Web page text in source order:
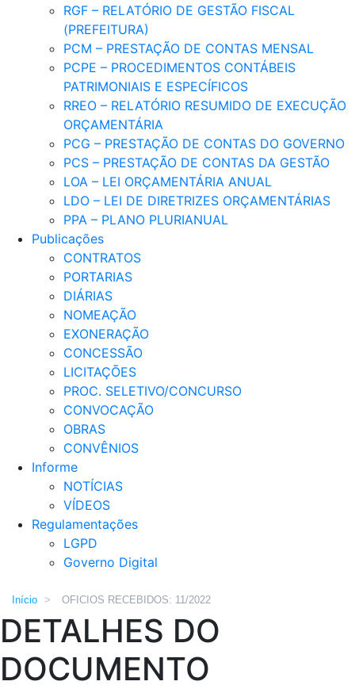
RGF – RELATÓRIO DE GESTÃO FISCAL
(PREFEITURA)
PCM – PRESTAÇÃO DE CONTAS MENSAL
PCPE – PROCEDIMENTOS CONTÁBEIS
PATRIMONIAIS E ESPECÍFICOS
RREO – RELATÓRIO RESUMIDO DE EXECUÇÃO
ORÇAMENTÁRIA
PCG – PRESTAÇÃO DE CONTAS DO GOVERNO
PCS – PRESTAÇÃO DE CONTAS DA GESTÃO
LOA – LEI ORÇAMENTÁRIA ANUAL
LDO – LEI DE DIRETRIZES ORÇAMENTÁRIAS
PPA – PLANO PLURIANUAL
Publicações
CONTRATOS
PORTARIAS
DIÁRIAS
NOMEAÇÃO
EXONERAÇÃO
CONCESSÃO
LICITAÇÕES
PROC. SELETIVO/CONCURSO
CONVOCAÇÃO
OBRAS
CONVÊNIOS
Informe
NOTÍCIAS
VÍDEOS
Regulamentações
LGPD
Governo Digital
Início > OFICIOS RECEBIDOS: 11/2022
DETALHES DO
DOCUMENTO